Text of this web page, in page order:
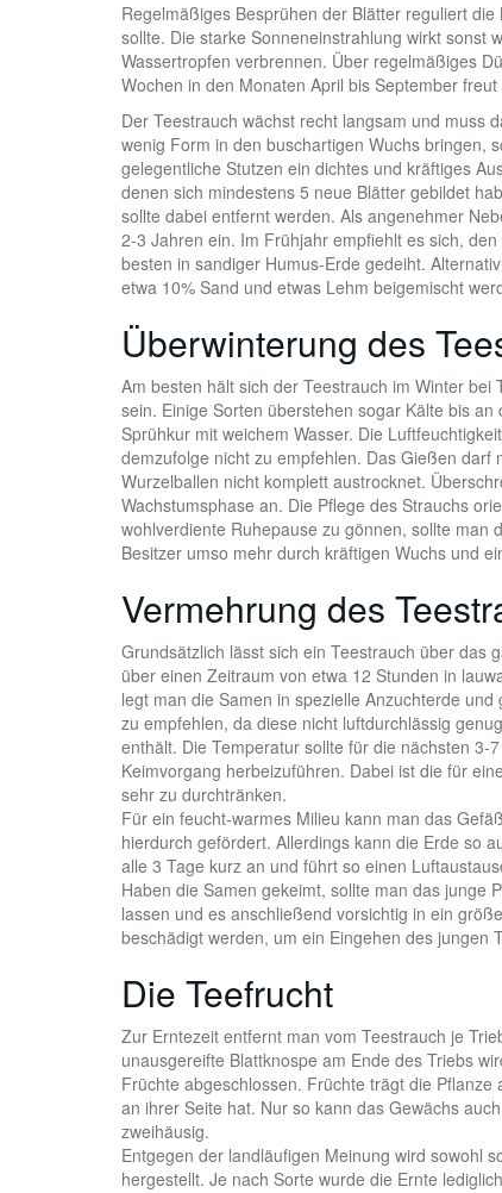
Regelmäßiges Besprühen der Blätter reguliert
sollte. Die starke Sonneneinstrahlung wirkt sonst
Wassertropfen verbrennen. Über regelmäßiges
Wochen in den Monaten April bis September
Der Teestrauch wächst recht langsam und muss
wenig Form in den buschartigen Wuchs bringen,
gelegentliche Stutzen ein dichtes und kräftiges
denen sich mindestens 5 neue Blätter gebildet
sollte dabei entfernt werden. Als angenehmer
2-3 Jahren ein. Im Frühjahr empfiehlt es sich,
besten in sandiger Humus-Erde gedeiht.
etwa 10% Sand und etwas Lehm beigemischt
Überwinterung des
Am besten hält sich der Teestrauch im Winter
sein. Einige Sorten überstehen sogar Kälte bis
Sprühkur mit weichem Wasser. Die
demzufolge nicht zu empfehlen. Das Gießen
Wurzelballen nicht komplett austrocknet.
Wachstumsphase an. Die Pflege des Strauchs
wohlverdiente Ruhepause zu gönnen, sollte man
Besitzer umso mehr durch kräftigen Wuchs und
Vermehrung des
Grundsätzlich lässt sich ein Teestrauch über das
über einen Zeitraum von etwa 12 Stunden in
legt man die Samen in spezielle Anzuchterde
zu empfehlen, da diese nicht luftdurchlässig
enthält. Die Temperatur sollte für die nächsten
Keimvorgang herbeizuführen. Dabei ist die für
sehr zu durchtränken.
Für ein feucht-warmes Milieu kann man das
hierdurch gefördert. Allerdings kann die Erde so
alle 3 Tage kurz an und führt so einen
Haben die Samen gekeimt, sollte man das junge
lassen und es anschließend vorsichtig in ein
beschädigt werden, um ein Eingehen des jungen
Die Teefrucht
Zur Erntezeit entfernt man vom Teestrauch je
unausgereifte Blattknospe am Ende des Triebs
Früchte abgeschlossen. Früchte trägt die
an ihrer Seite hat. Nur so kann das Gewächs
zweihäusig.
Entgegen der landläufigen Meinung wird sowohl
hergestellt. Je nach Sorte wurde die Ernte